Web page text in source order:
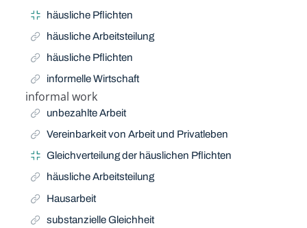
häusliche Pflichten
häusliche Arbeitsteilung
häusliche Pflichten
informelle Wirtschaft
informal work
Related Term
unbezahlte Arbeit
Vereinbarkeit von Arbeit und Privatleben
Gleichverteilung der häuslichen Pflichten
häusliche Arbeitsteilung
Hausarbeit
substanzielle Gleichheit